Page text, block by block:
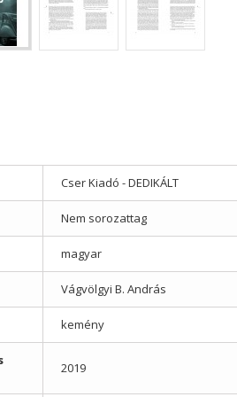
Cser Kiadó - DEDIKÁLT
Nem sorozattag
magyar
Vágvölgyi B. András
kemény
2019